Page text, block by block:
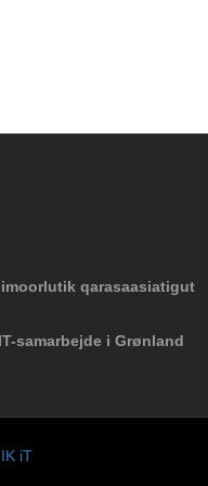
qarasaasiatigut
samarbejde i Grønland
iT